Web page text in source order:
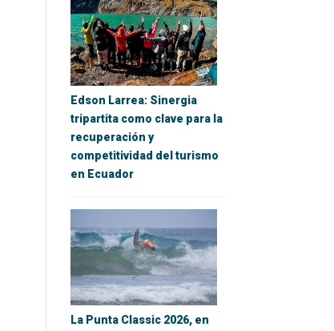
Edson Larrea: Sinergia
tripartita como clave para la
recuperación y
competitividad del turismo
en Ecuador
La Punta Classic 2026, en